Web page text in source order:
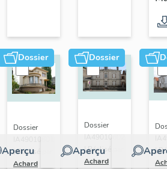
Dossier
Aperçu
Dossier
IA49010601
| Réalisé par
Achard
Dossier
Aperçu
Dossier
IA49010602
| Réalisé par
Achard
|